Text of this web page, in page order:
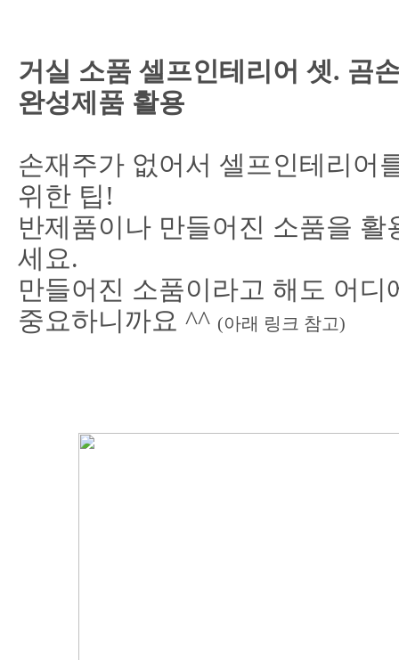
거실 소품 셀프인테리어 셋. 곰
완성제품 활용
손재주가 없어서 셀프인테리어
위한 팁!
반제품이나 만들어진 소품을 활
세요.
만들어진 소품이라고 해도 어디
중요하니까요 ^^ (아래 링크 참고)